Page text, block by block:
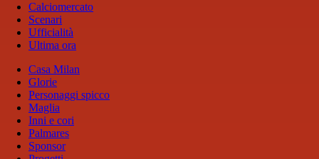
Calciomercato
Scenari
Ufficialità
Ultima ora
Casa Milan
Glorie
Personaggi spicco
Maglia
Inni e cori
Palmares
Sponsor